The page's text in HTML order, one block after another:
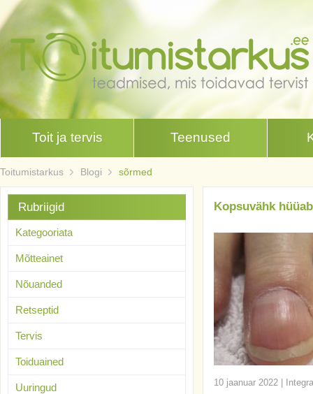
Toit ja tervis Teenused
Toitumistarkus Blogi sõrmed
Kopsuvähk
10 jaanuar 2022
Rubriigid
Kategooriata
Mõtteainet
Nõuanded
Retseptid
Tervis
Toiduained
Uuringud